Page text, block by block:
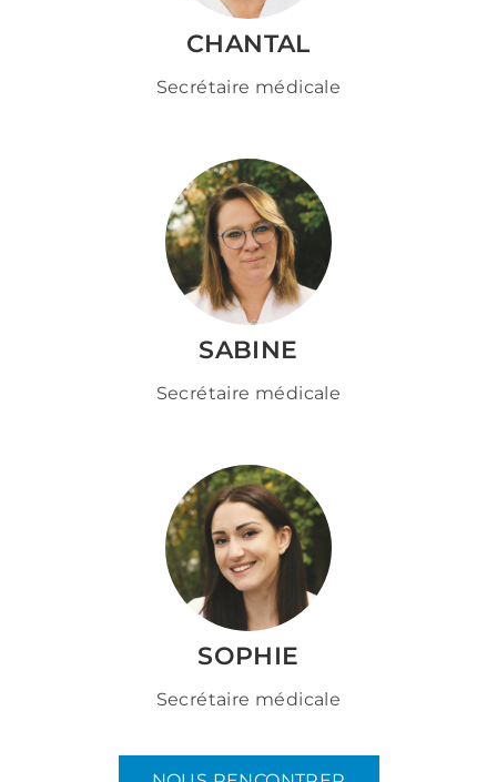
CHANTAL
Secrétaire médicale
SABINE
Secrétaire médicale
SOPHIE
Secrétaire médicale